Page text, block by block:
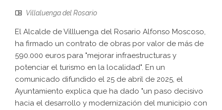
Villaluenga del Rosario
El Alcalde de Villluenga del Rosario Alfonso Moscoso,
ha firmado un contrato de obras por valor de más de
590.000 euros para "mejorar infraestructuras y
potenciar el turismo en la localidad". En un
comunicado difundido el 25 de abril de 2025, el
Ayuntamiento explica que ha dado "un paso decisivo
hacia el desarrollo y modernización del municipio con